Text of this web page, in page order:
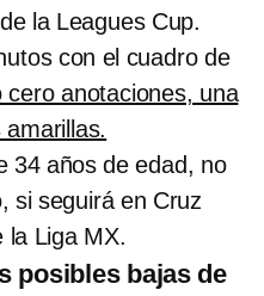
la Leagues Cup.
con el cuadro de
cero anotaciones, una
34 años de edad, no
si seguirá en Cruz
la Liga MX.
posibles bajas de